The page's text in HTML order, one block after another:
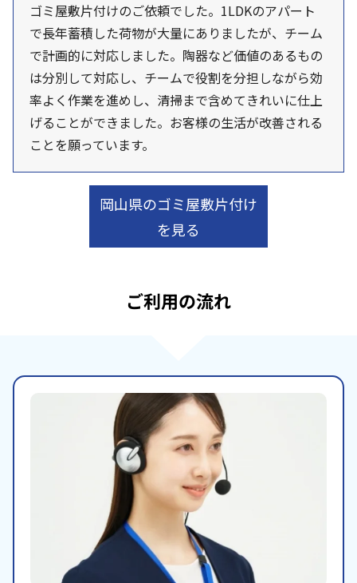
ゴミ屋敷片付けのご依頼でした。1LDKのアパート
で長年蓄積した荷物が大量にありましたが、チーム
で計画的に対応しました。陶器など価値のあるもの
は分別して対応し、チームで役割を分担しながら効
率よく作業を進めし、清掃まで含めてきれいに仕上
げることができました。お客様の生活が改善される
ことを願っています。
岡山県のゴミ屋敷片付け
を見る
ご利用の流れ